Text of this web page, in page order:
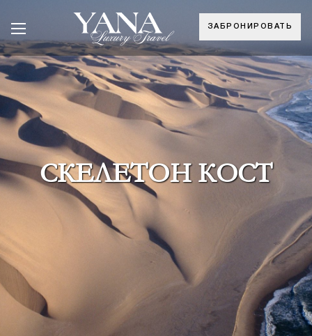
ЗАБРОНИРОВАТЬ
СКЕЛЕТОН КОСТ